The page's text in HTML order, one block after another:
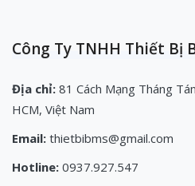
Công Ty TNHH Thiết Bị
Địa chỉ: 81 Cách Mạng Tháng
HCM, Việt Nam
Email: thietbibms@gmail.com
Hotline: 0937.927.547